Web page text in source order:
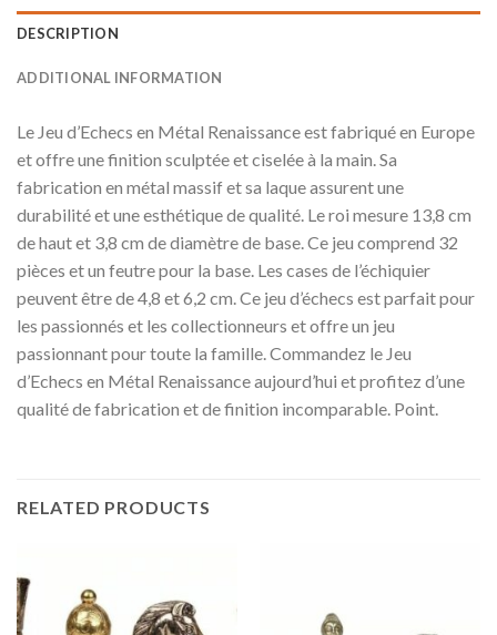
DESCRIPTION
ADDITIONAL INFORMATION
Le Jeu d’Echecs en Métal Renaissance est fabriqué en Europe
et offre une finition sculptée et ciselée à la main. Sa
fabrication en métal massif et sa laque assurent une
durabilité et une esthétique de qualité. Le roi mesure 13,8 cm
de haut et 3,8 cm de diamètre de base. Ce jeu comprend 32
pièces et un feutre pour la base. Les cases de l’échiquier
peuvent être de 4,8 et 6,2 cm. Ce jeu d’échecs est parfait pour
les passionnés et les collectionneurs et offre un jeu
passionnant pour toute la famille. Commandez le Jeu
d’Echecs en Métal Renaissance aujourd’hui et profitez d’une
qualité de fabrication et de finition incomparable. Point.
RELATED PRODUCTS